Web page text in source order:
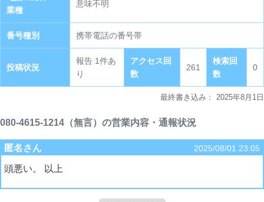
業種
意味不明
番号種別 携帯電話の番号帯
投稿状況
報告 1件あ
り
アクセス回
数
261
検索回
数
0
最終書き込み： 2025年8月1日
080-4615-1214（無言）の営業内容・通報状況
匿名さん 2025/08/01 23:05
頭悪い。 以上